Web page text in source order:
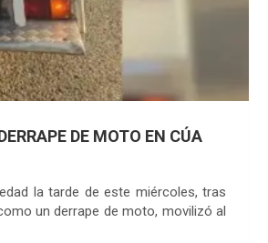
DE MOTO EN CÚA
la tarde de este miércoles, tras
un derrape de moto, movilizó al